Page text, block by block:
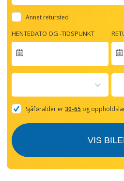
Annet retursted
HENTEDATO OG -TIDSPUNKT
forward
with
the
and
Sjåføralder er30-65 og
VIS